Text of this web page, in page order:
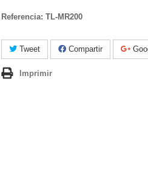
Referencia: TL-MR200
Tweet Compartir
Imprimir